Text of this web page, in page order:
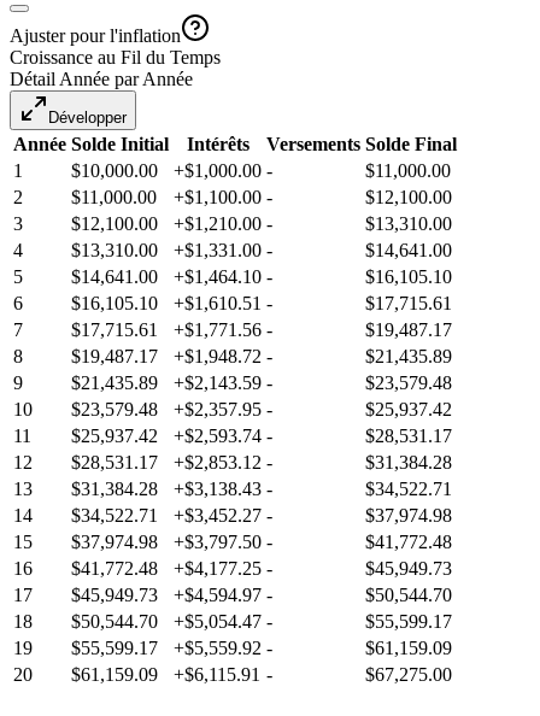
Ajuster pour l'inflation
Croissance au Fil du Temps
Détail Année par Année
Développer
Année Solde Initial Intérêts Versements Solde Final
1
$10,000.00 +$1,000.00 -
$11,000.00
2
$11,000.00 +$1,100.00 -
$12,100.00
3
$12,100.00 +$1,210.00 -
$13,310.00
4
$13,310.00 +$1,331.00 -
$14,641.00
5
$14,641.00 +$1,464.10 -
$16,105.10
6
$16,105.10 +$1,610.51 -
$17,715.61
7
$17,715.61 +$1,771.56 -
$19,487.17
8
$19,487.17 +$1,948.72 -
$21,435.89
9
$21,435.89 +$2,143.59 -
$23,579.48
10
$23,579.48 +$2,357.95 -
$25,937.42
11
$25,937.42 +$2,593.74 -
$28,531.17
12
$28,531.17 +$2,853.12 -
$31,384.28
13
$31,384.28 +$3,138.43 -
$34,522.71
14
$34,522.71 +$3,452.27 -
$37,974.98
15
$37,974.98 +$3,797.50 -
$41,772.48
16
$41,772.48 +$4,177.25 -
$45,949.73
17
$45,949.73 +$4,594.97 -
$50,544.70
18
$50,544.70 +$5,054.47 -
$55,599.17
19
$55,599.17 +$5,559.92 -
$61,159.09
20
$61,159.09 +$6,115.91 - $67,275.00